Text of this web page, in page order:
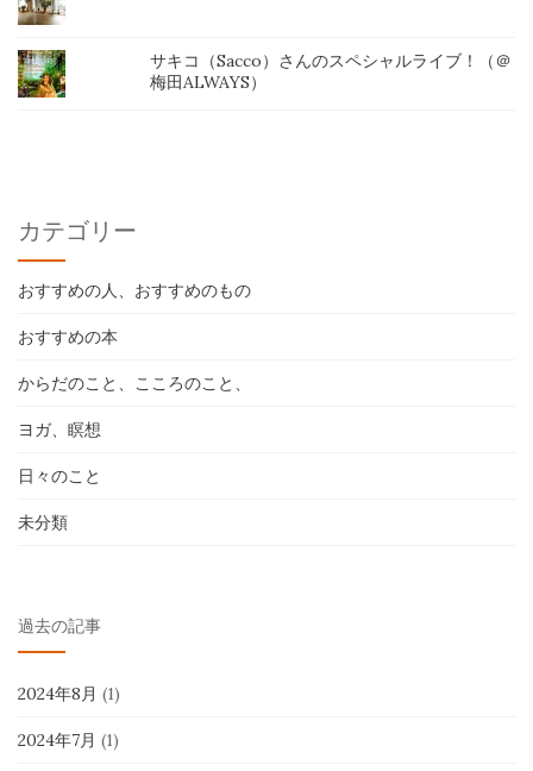
サキコ（Sacco）さんのスペシャルライブ！（＠
梅田ALWAYS）
カテゴリー
おすすめの人、おすすめのもの
おすすめの本
からだのこと、こころのこと、
ヨガ、瞑想
日々のこと
未分類
過去の記事
2024年8月 (1)
2024年7月 (1)